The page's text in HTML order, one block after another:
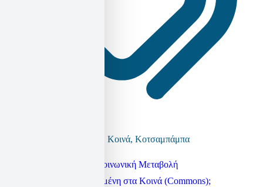
Κοινά, Κοτσαμπάμπα
Πλοήγηση
Κοινωνικά Κινήματα & Κοινωνική Μεταβολή
Μια διακυβέρνηση στηριγμένη στα Κοινά (Commons);